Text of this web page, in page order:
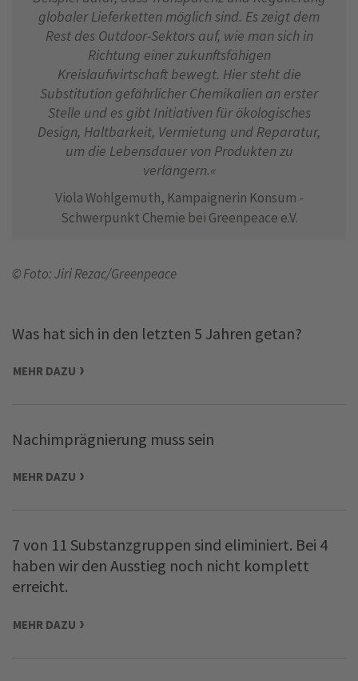
globaler Lieferketten möglich sind. Es zeigt dem
Rest des Outdoor-Sektors auf, wie man sich in
Richtung einer zukunftsfähigen
Kreislaufwirtschaft bewegt. Hier steht die
Substitution gefährlicher Chemikalien an erster
Stelle und es gibt Initiativen für ökologisches
Design, Haltbarkeit, Vermietung und Reparatur,
um die Lebensdauer von Produkten zu
verlängern.«
Viola Wohlgemuth, Kampaignerin Konsum -
Schwerpunkt Chemie bei Greenpeace e.V.
© Foto: Jiri Rezac/Greenpeace
Was hat sich in den letzten 5 Jahren getan?
MEHR DAZU
Nachimprägnierung muss sein
MEHR DAZU
7 von 11 Substanzgruppen sind eliminiert. Bei 4
haben wir den Ausstieg noch nicht komplett
erreicht.
MEHR DAZU